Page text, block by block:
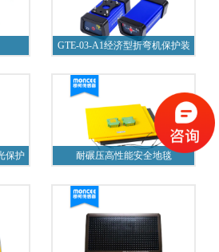
GTE-03-A1经济型折弯机保护装
保护 耐碾压高性能安全地毯